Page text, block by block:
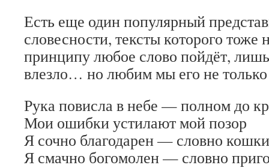
Есть еще один популярный
словесности, тексты которого тоже
принципу любое слово пойдёт,
влезло… но любим мы его не только
Рука повисла в небе — полном до
Мои ошибки устилают мой позор
Я сочно благодарен — словно
Я смачно богомолен — словно